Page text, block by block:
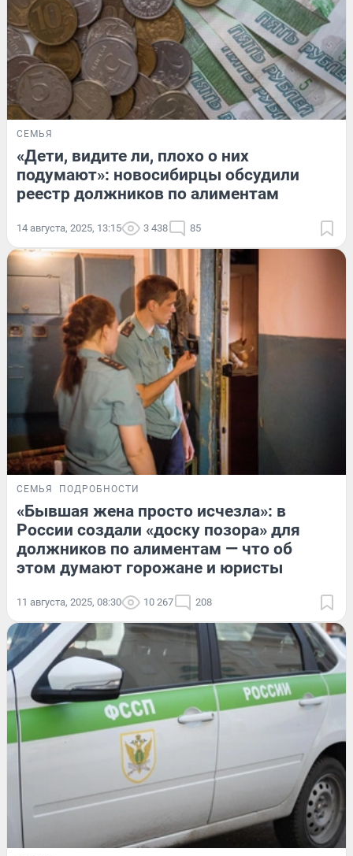
СЕМЬЯ
«Дети, видите ли, плохо о них
подумают»: новосибирцы обсудили
реестр должников по алиментам
14 августа, 2025, 13:15 3 438 85
СЕМЬЯ ПОДРОБНОСТИ
«Бывшая жена просто исчезла»: в
России создали «доску позора» для
должников по алиментам — что об
этом думают горожане и юристы
11 августа, 2025, 08:30 10 267 208